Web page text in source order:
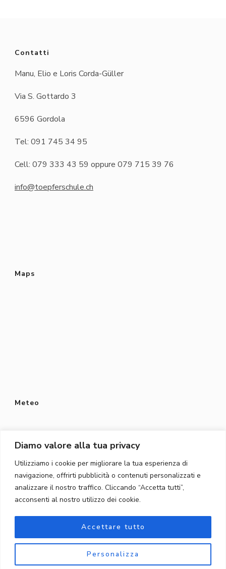
Diamo valore alla tua privacy
Utilizziamo i cookie per migliorare la tua esperienza di
navigazione, offrirti pubblicità o contenuti personalizzati e
analizzare il nostro traffico. Cliccando “Accetta tutti”,
acconsenti al nostro utilizzo dei cookie.
Personalizza
Accettare tutto
Contatti
Manu, Elio e Loris Corda-Güller
Via S. Gottardo 3
6596 Gordola
Tel: 091 745 34 95
Cell: 079 333 43 59 oppure 079 715 39 76
info@toepferschule.ch
Maps
Meteo
Protezione dei dati
Privacy Policy
Protezione dei dati
Töpferschule Gordola